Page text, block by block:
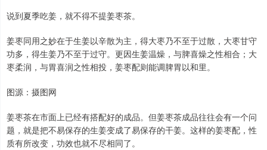
说到夏季吃姜，就不得不提姜枣茶。
姜枣同用之妙在于生姜以辛散为主，得大枣乃不至于过散，大枣甘守
功多，得生姜乃不至于过守。更因生姜温燥，与脾喜燥之性相合；大
枣柔润，与胃喜润之性相投，姜枣配则能调脾胃以和里。
图源：摄图网
姜枣茶在市面上已经有搭配好的成品。但姜枣茶成品往往会有一个问
题，就是把不易保存的生姜变成了易保存的干姜。这样的姜枣配，性
质有所改变，功效也就不尽相同了。